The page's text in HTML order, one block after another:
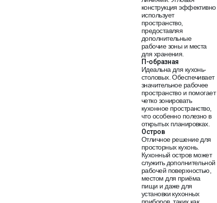
конструкция эффективно
использует
пространство,
предоставляя
дополнительные
рабочие зоны и места
для хранения.
П-образная
Идеальна для кухонь-
столовых. Обеспечивает
значительное рабочее
пространство и помогает
четко зонировать
кухонное пространство,
что особенно полезно в
открытых планировках.
Остров
Отличное решение для
просторных кухонь.
Кухонный остров может
служить дополнительной
рабочей поверхностью,
местом для приёма
пищи и даже для
установки кухонных